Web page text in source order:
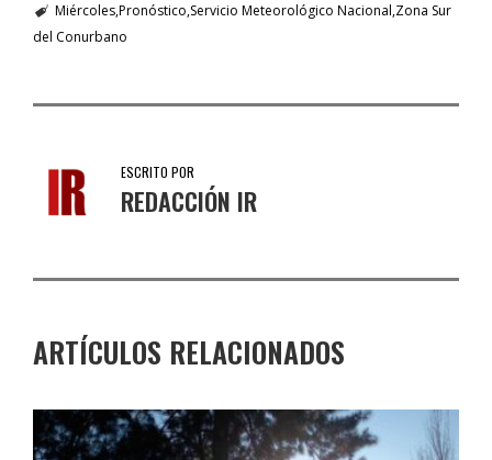
MiércolesPronóstico Servicio Meteorológico Nacional Zona Sur
del Conurbano
ESCRITO POR
REDACCIÓN IR
ARTÍCULOS RELACIONADOS